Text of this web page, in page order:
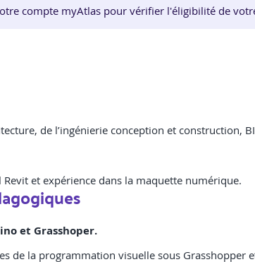
compte myAtlas pour vérifier l'éligibilité de
de l’ingénierie conception et construction,
Revit et expérience dans la maquette numérique.
et Grasshoper.
de la programmation visuelle sous Grasshopper